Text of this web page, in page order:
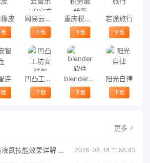
皮
载
网易云音乐HD官方版
下载
重庆税务最新版
下载
若途旅行
下载
连
载
凹凸工坊安装包
下载
blender软件
下载
阳光自律
下载
更多
三角洲行动干员液氮技能效果详解 三角洲行动干员液氮技能介绍 2026-06-18 11:58:43